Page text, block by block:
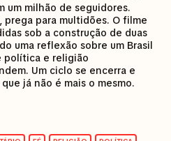
um milhão de seguidores.
para multidões. O filme
sob a construção de duas
uma reflexão sobre um Brasil
política e religião
Um ciclo se encerra e
já não é mais o mesmo.